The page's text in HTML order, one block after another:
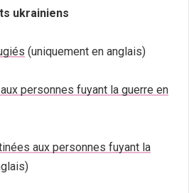
ukrainiens
(uniquement en anglais)
personnes fuyant la guerre en
aux personnes fuyant la